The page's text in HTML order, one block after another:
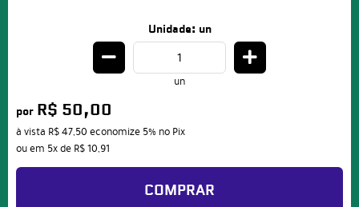
Unidade: un
un
por R$ 50,00
à vista R$ 47,50 economize 5% no Pix
ou em 5xde R$ 10,91
COMPRAR